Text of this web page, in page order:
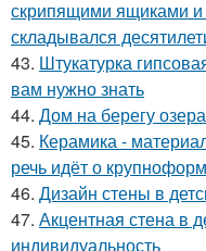
скрипящими ящиками и
складывался
43. Штукатурка
вам нужно знать
44. Дом на берегу
45. Керамика -
речь идёт о
46. Дизайн стены в
47. Акцентная стена в
индивидуальность